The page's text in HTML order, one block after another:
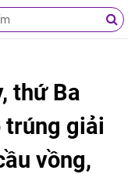
thứ Ba
giải
vồng,